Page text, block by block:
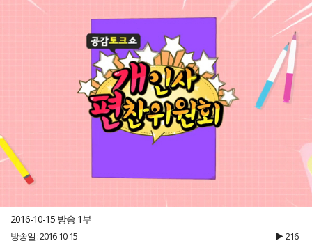
2016-10-15 방송 1부
방송일 : 2016-10-15 216